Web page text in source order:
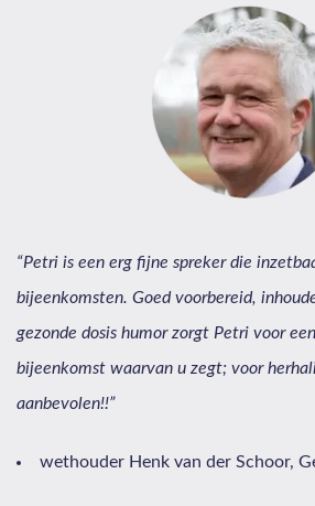
“Petri is een erg fijne spreker die
bijeenkomsten. Goed voorbereid,
gezonde dosis humor zorgt Petri voor
bijeenkomst waarvan u zegt; voor
aanbevolen!!”
wethouder Henk van der Schoor,